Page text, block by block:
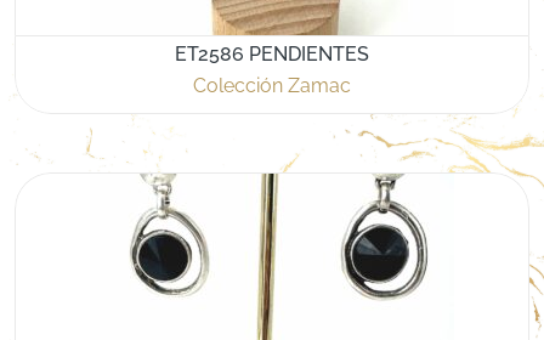
ET2586 PENDIENTES
Colección Zamac